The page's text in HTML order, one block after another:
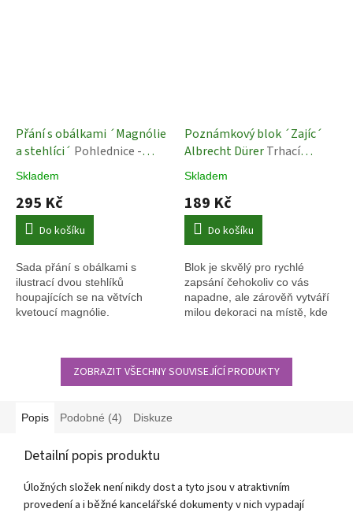
Přání s obálkami ´Magnólie
a stehlíci´ Pohlednice -
Janneke Brinkman
Skladem
295 Kč
Do košíku
Sada přání s obálkami s
ilustrací dvou stehlíků
houpajících se na větvích
kvetoucí magnólie.
Poznámkový blok ´Zajíc´
Albrecht DürerTrhací
bloček
Skladem
189 Kč
Do košíku
Blok je skvělý pro rychlé
zapsání čehokoliv co vás
napadne, ale zárověň vytváří
milou dekoraci na místě, kde
ZOBRAZIT VŠECHNY SOUVISEJÍCÍ PRODUKTY
Popis Podobné (4) Diskuze
Detailní popis produktu
Úložných složek není nikdy dost a tyto jsou v atraktivním
provedení a i běžné kancelářské dokumenty v nich vypadají